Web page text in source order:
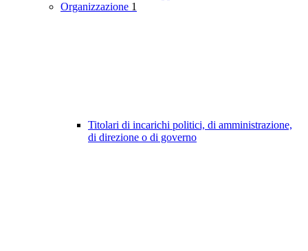
Organizzazione 1
Titolari di incarichi politici, di amministrazione,
di direzione o di governo